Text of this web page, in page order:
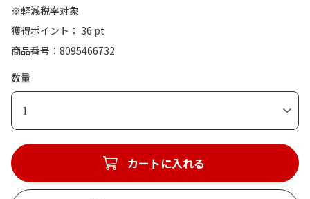
※軽減税率対象
獲得ポイント： 36 pt
商品番号
8095466732
数量
1
カートに入れる